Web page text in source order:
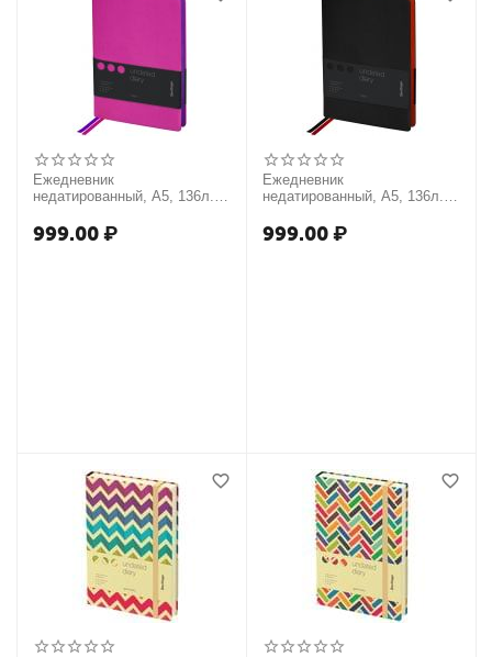
Ежедневник
недатированный, А5, 136л.,
цветной срез, фуксия
999.00₽
Ежедневник
недатированный, А5, 136л.,
цветной срез, черный
999.00₽